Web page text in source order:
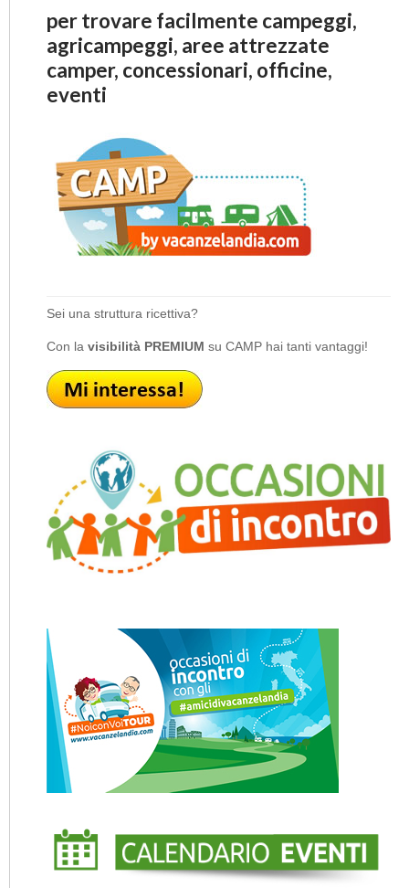
per trovare facilmente campeggi,
agricampeggi, aree attrezzate
camper, concessionari, officine,
eventi
Sei una struttura ricettiva?
Con la visibilità PREMIUM su CAMP hai tanti vantaggi!